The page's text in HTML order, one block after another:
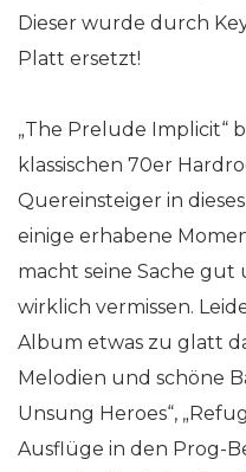
Dieser wurde durch
Platt ersetzt!
„The Prelude Implicit“
klassischen 70er
Quereinsteiger in
einige erhabene
macht seine Sache gut
wirklich vermissen.
Album etwas zu glatt
Melodien und schöne
Unsung Heroes“,
Ausflüge in den Prog-